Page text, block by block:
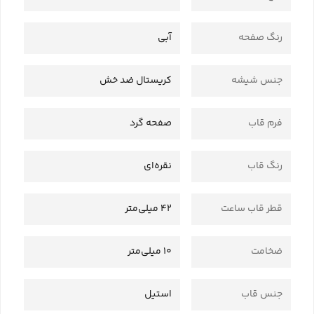
رنگ صفحه آبی
جنس شیشه کریستال ضد خش
فرم قاب صفحه گرد
رنگ قاب نقره‌ای
قطر قاب ساعت 42 میلی‌متر
ضخامت 10 میلی‌متر
جنس قاب استیل